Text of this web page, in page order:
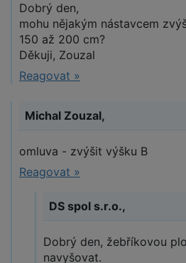
Dobrý den,
mohu nějakým nástavcem
150 až 200 cm?
Děkuji, Zouzal
Reagovat »
Michal Zouzal,
omluva - zvýšit výšku B
Reagovat »
DS spol s.r.o.,
Dobrý den, žebříkovou
navyšovat.